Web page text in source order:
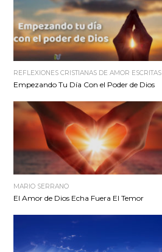
REFLEXIONES CRISTIANAS DE AMOR ESCRITAS
Empezando Tu Día Con el Poder de Dios
MARIO SERRANO
El Amor de Dios Echa Fuera El Temor